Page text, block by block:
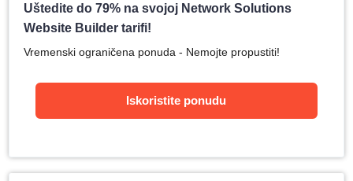
Uštedite do 79% na svojoj Network Solutions
Website Builder tarifi!
Vremenski ograničena ponuda - Nemojte propustiti!
Iskoristite ponudu